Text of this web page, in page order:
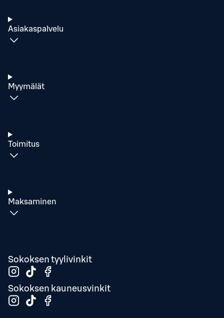
Asiakaspalvelu
Myymälät
Toimitus
Maksaminen
Sokoksen tyylivinkit
Sokoksen kauneusvinkit